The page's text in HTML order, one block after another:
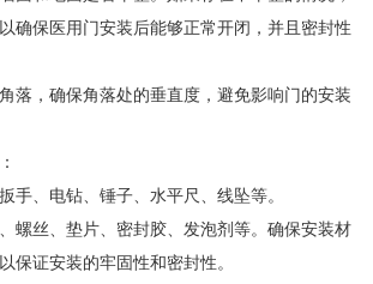
确保医用门安装后能够正常开闭，并且密封性
落，确保角落处的垂直度，避免影响门的安装
手、电钻、锤子、水平尺、线坠等。
螺丝、垫片、密封胶、发泡剂等。确保安装材
保证安装的牢固性和密封性。